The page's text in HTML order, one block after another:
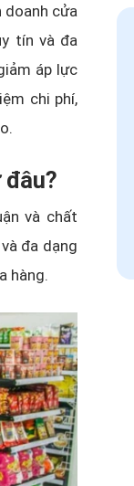
doanh cửa
tín và đa
áp lực
chi phí,
và chất
đa dạng
hàng.